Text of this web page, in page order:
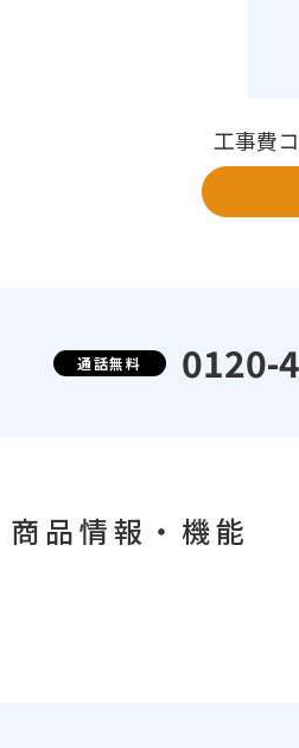
工事費
通話無料 0120-
商品情報・機能